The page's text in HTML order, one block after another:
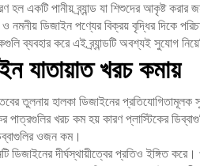
হল একটি পানীয় ব্র্যান্ড যা শিশুদের আকৃষ্ট
ডিজাইন পণ্যের বিক্রয় বৃদ্ধির দিকে
ব্যবহার করে এই ব্র্যান্ডটি অবশ্যই সুযোগ
যাতায়াত খরচ কমায়
তুলনায় হালকা ডিজাইনের
পাত্রগুলির খরচ কম হয় কারণ প্লাস্টিকের
ওজন কম।
ডিজাইনের দীর্ঘস্থায়ীত্বের প্রতিও ইঙ্গিত